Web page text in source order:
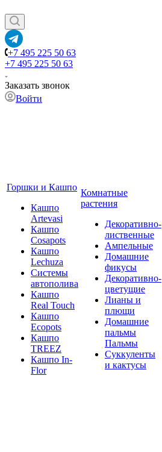
+7 495 225 50 63
+7 495 225 50 63
Заказать звонок
Войти
Горшки и Кашпо
Кашпо
Artevasi
Кашпо
Cosapots
Кашпо
Lechuza
Системы
автополива
Кашпо
Real Touch
Кашпо
Ecopots
Кашпо
TREEZ
Кашпо In-
Flor
Комнатные
растения
Декоративно-
лиственные
Ампельные
Домашние
фикусы
Декоративно-
цветущие
Лианы и
плющи
Домашние
пальмы
Пальмы
Суккуленты
и кактусы